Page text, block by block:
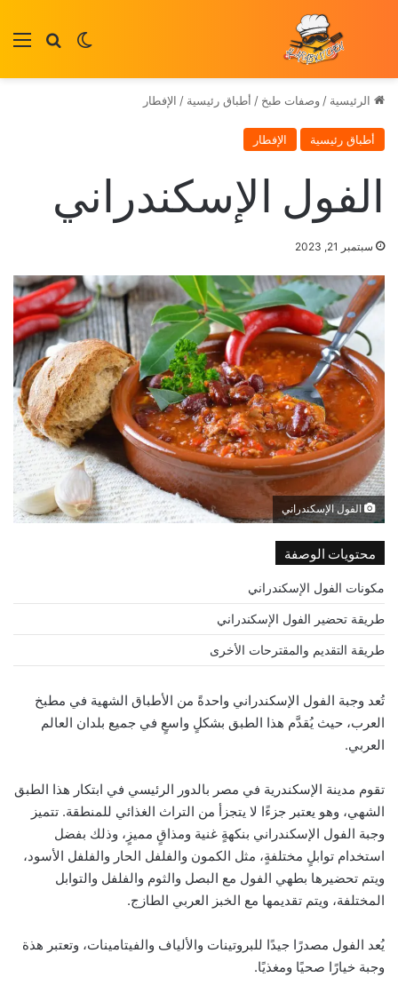
بحثالوضع
الرئيسية / وصفات طبخ / أطباق رئيسية / الإفطار
أطباق رئيسية الإفطار
الفول الإسكندراني
سبتمبر 21, 2023
الفول الإسكندراني
محتويات الوصفة
مكونات الفول الإسكندراني
طريقة تحضير الفول الإسكندراني
طريقة التقديم والمقترحات الأخرى
تُعد وجبة الفول الإسكندراني واحدةً من الأطباق الشهية في مطبخ
العرب، حيث يُقدَّم هذا الطبق بشكلٍ واسعٍ في جميع بلدان العالم
العربي.
تقوم مدينة الإسكندرية في مصر بالدور الرئيسي في ابتكار هذا الطبق
الشهي، وهو يعتبر جزءًا لا يتجزأ من التراث الغذائي للمنطقة. تتميز
وجبة الفول الإسكندراني بنكهةٍ غنية ومذاقٍ مميزٍ، وذلك بفضل
استخدام توابلٍ مختلفةٍ، مثل الكمون والفلفل الحار والفلفل الأسود،
ويتم تحضيرها بطهي الفول مع البصل والثوم والفلفل والتوابل
المختلفة، ويتم تقديمها مع الخبز العربي الطازج.
يُعد الفول مصدرًا جيدًا للبروتينات والألياف والفيتامينات، وتعتبر هذة
وجبة خيارًا صحيًا ومغذيًا.